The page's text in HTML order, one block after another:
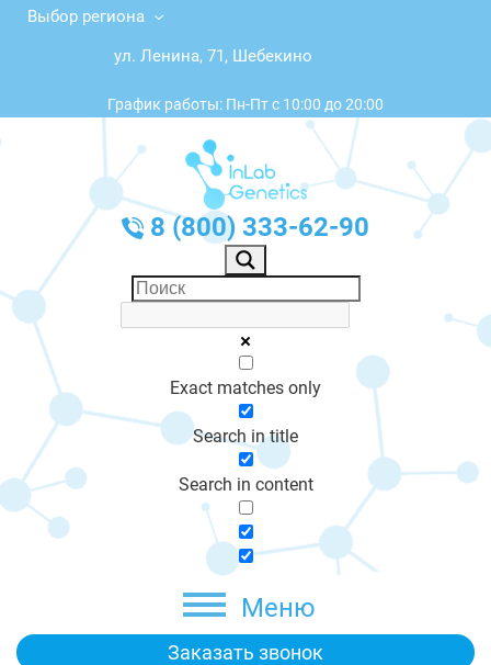
Выбор региона
ул. Ленина, 71, Шебекино
График работы: Пн-Пт с 10:00 до 20:00
8 (800) 333-62-90
Exact matches only
Search in title
Search in content
Меню
Заказать звонок